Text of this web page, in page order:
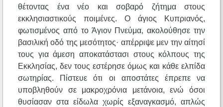
θέτοντας ένα νέο και σοβαρό ζήτημα στους
εκκλησιαστικούς ποιμένες. Ο άγιος Κυπριανός,
φωτισμένος από το Άγιον Πνεύμα, ακολούθησε την
βασιλική οδό της μεσότητος· απέρριψε μεν την αίτησί
τους για άμεση αποκατάστασι στους κόλπους της
Εκκλησίας, δεν τους εστέρησε όμως και κάθε ελπίδα
σωτηρίας. Πίστευε ότι οι αποστάτες έπρεπε να
υποβληθούν σε μακροχρόνια μετάνοια, ενώ όσοι
θυσίασαν στα είδωλα χωρίς εξαναγκασμό, απλώς